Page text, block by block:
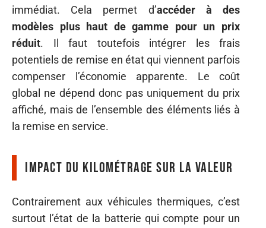
immédiat. Cela permet d’accéder à des
modèles plus haut de gamme pour un prix
réduit. Il faut toutefois intégrer les frais
potentiels de remise en état qui viennent parfois
compenser l’économie apparente. Le coût
global ne dépend donc pas uniquement du prix
affiché, mais de l’ensemble des éléments liés à
la remise en service.
Impact du kilométrage sur la valeur
Contrairement aux véhicules thermiques, c’est
surtout l’état de la batterie qui compte pour un